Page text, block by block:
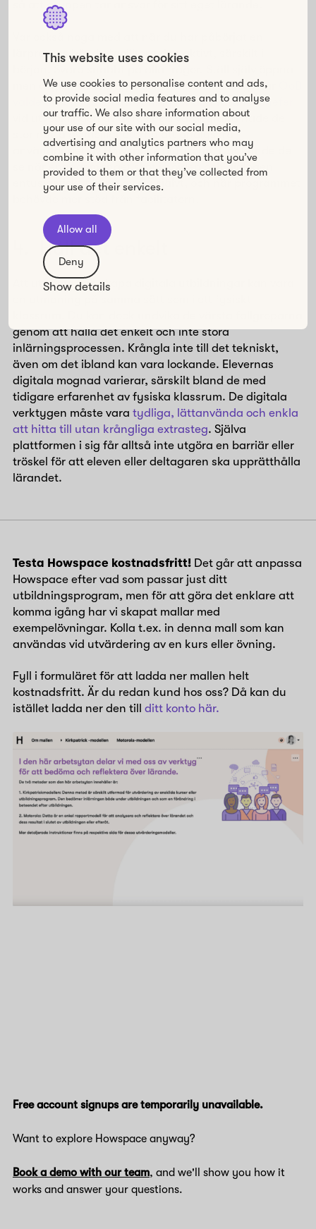
This website uses cookies
We use cookies to personalise content and ads,
to provide social media features and to analyse
our traffic. We also share information about
your use of our site with our social media,
advertising and analytics partners who may
combine it with other information that you’ve
provided to them or that they’ve collected from
your use of their services.
Allow all
Deny
Show details
så att gruppen tar ansvar för sitt eget lärande.
lärprocess bör du facilitera den aktivt, särskilt i
men avgränsade frågor som lockar till dialog. När
valde att bygga en utbildning för alla varuhuschefer
vid utvecklingen av deras nya värdegrund hade de
stor nytta av möjligheterna att analysera
användandet av Howspace plattform. Där kunde de
se när engagemanget sköt i höjden och dialogen
entusiastiskt flöt på av sig självt, och när programmet
4. Håll det enkelt
Att utforma och skapa digitala utbildningar kan vara
genom att hålla det enkelt och inte störa
inlärningsprocessen. Krångla inte till det tekniskt,
även om det ibland kan vara lockande. Elevernas
digitala mognad varierar, särskilt bland de med
tidigare erfarenhet av fysiska klassrum. De digitala
verktygen måste varatydliga, lättanvända och enkla
att hitta till utan krångliga extrasteg. Själva
plattformen i sig får alltså inte utgöra en barriär eller
tröskel för att eleven eller deltagaren ska upprätthålla
lärandet.
Testa Howspace kostnadsfritt! Det går att anpassa
Howspace efter vad som passar just ditt
utbildningsprogram, men för att göra det enklare att
komma igång har vi skapat mallar med
exempelövningar. Kolla t.ex. in denna mall som kan
användas vid utvärdering av en kurs eller övning.
Fyll i formuläret för att ladda ner mallen helt
kostnadsfritt. Är du redan kund hos oss? Då kan du
istället ladda ner den tillditt konto här.